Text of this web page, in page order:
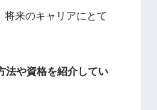
来のキャリアにとて
法や資格を紹介してい